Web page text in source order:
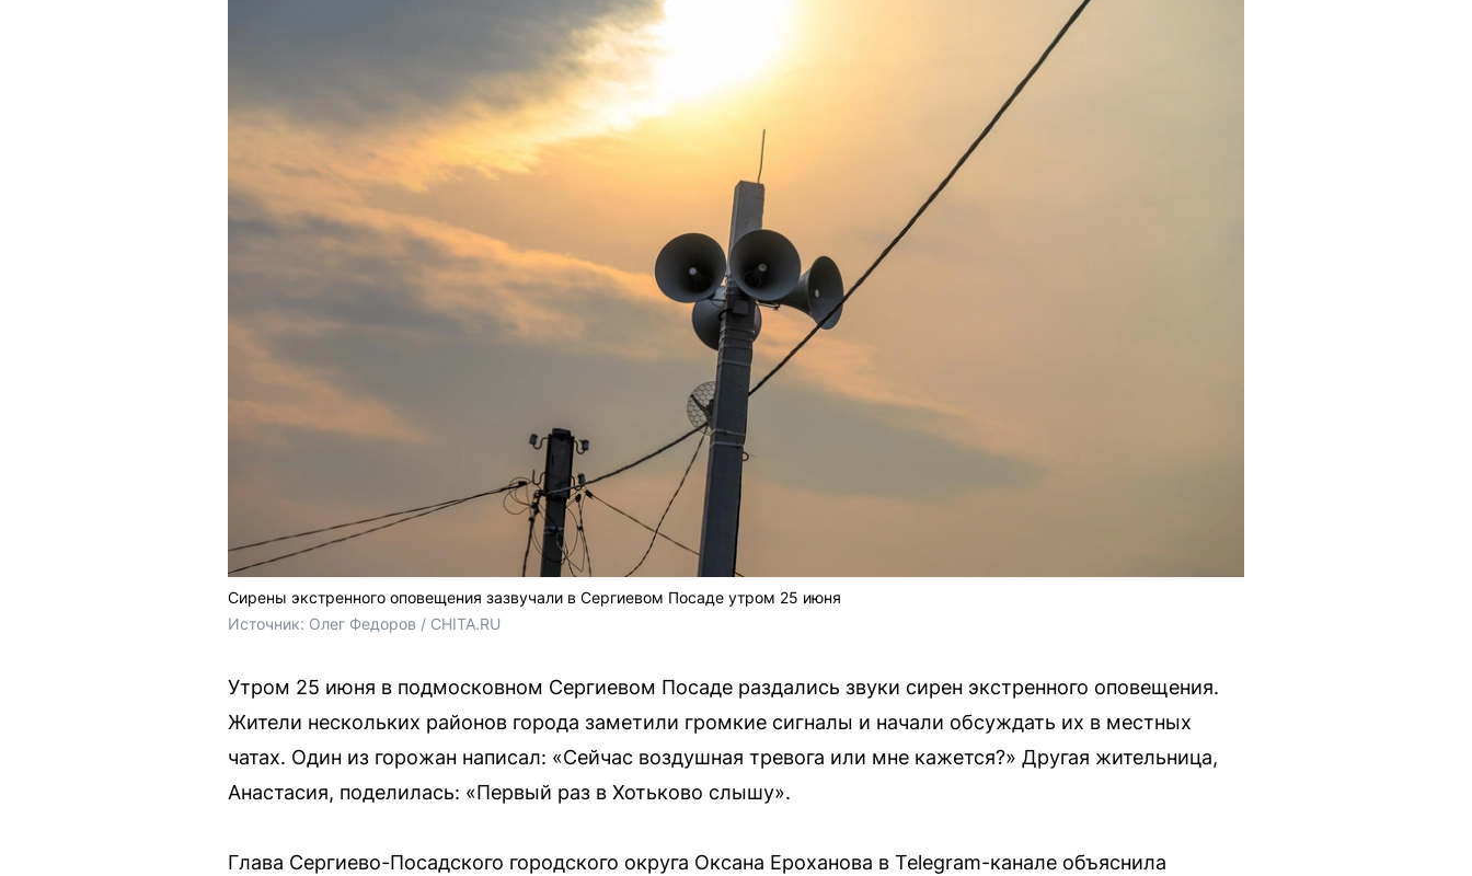
Сирены экстренного оповещения зазвучали в Сергиевом Посаде утром 25 июня
Источник: Олег Федоров / CHITA.RU
Утром 25 июня в подмосковном Сергиевом Посаде раздались звуки сирен экстренного оповещения.
Жители нескольких районов города заметили громкие сигналы и начали обсуждать их в местных
чатах. Один из горожан написал: «Сейчас воздушная тревога или мне кажется?» Другая жительница,
Анастасия, поделилась: «Первый раз в Хотьково слышу».
Глава Сергиево-Посадского городского округа Оксана Ероханова в Telegram-канале объяснила